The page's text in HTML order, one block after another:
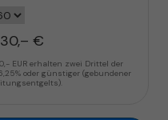
€
EUR erhalten zwei Drittel der
oder günstiger (gebundener